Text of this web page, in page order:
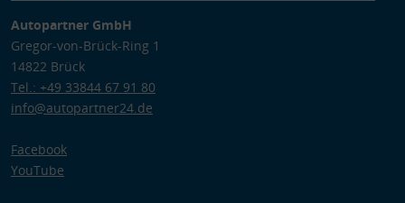
Autopartner GmbH
Gregor-von-Brück-Ring 1
14822 Brück
Tel.: +49 33844 67 91 80
info@autopartner24.de
Facebook
YouTube